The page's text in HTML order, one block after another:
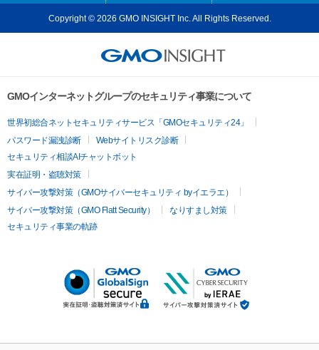
Copyright © 2026 GMO INSIGHT Inc. All Rights Reserved.
GMOインターネットグループのセキュリティ事業について
世界初総合ネットセキュリティサービス「GMOセキュリティ24」
パスワード漏洩診断
Webサイトリスク診断
セキュリティ相談AIチャットボット
実在証明・盗聴対策
サイバー攻撃対策（GMOサイバーセキュリティ byイエラエ）
サイバー攻撃対策（GMO Flatt Security）
なりすまし対策
セキュリティ事業の軌跡